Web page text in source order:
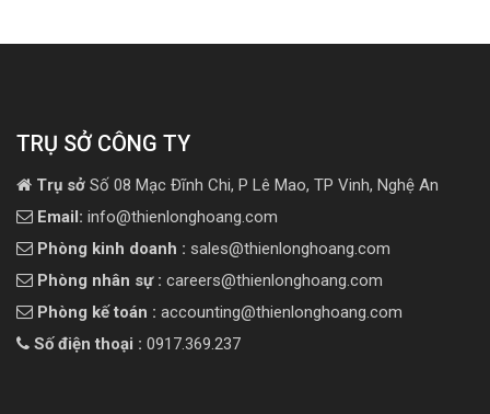
TRỤ SỞ CÔNG TY
Trụ sở Số 08 Mạc Đĩnh Chi, P Lê Mao, TP Vinh, Nghệ An
Email: info@thienlonghoang.com
Phòng kinh doanh : sales@thienlonghoang.com
Phòng nhân sự : careers@thienlonghoang.com
Phòng kế toán : accounting@thienlonghoang.com
Số điện thoại : 0917.369.237